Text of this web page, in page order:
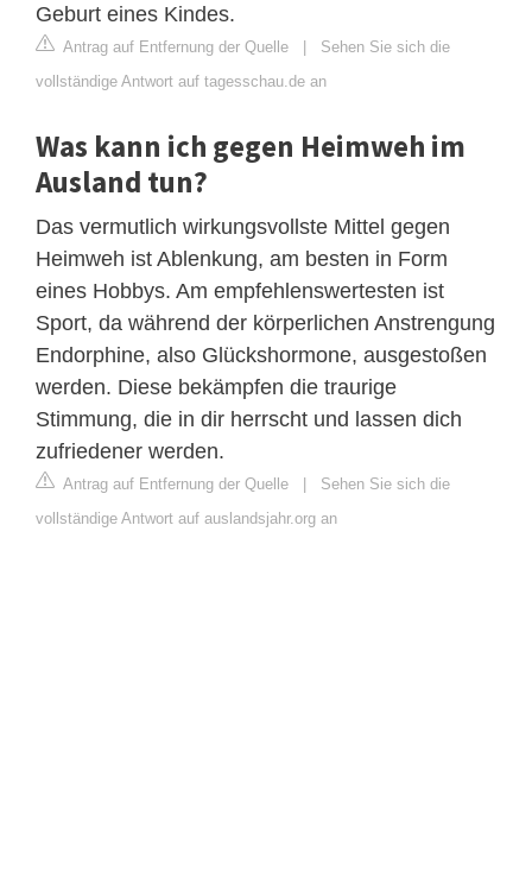
Geburt eines Kindes.
Antrag auf Entfernung der Quelle | Sehen Sie sich die
vollständige Antwort auf tagesschau.de an
Was kann ich gegen Heimweh im
Ausland tun?
Das vermutlich wirkungsvollste Mittel gegen
Heimweh ist Ablenkung, am besten in Form
eines Hobbys. Am empfehlenswertesten ist
Sport, da während der körperlichen Anstrengung
Endorphine, also Glückshormone, ausgestoßen
werden. Diese bekämpfen die traurige
Stimmung, die in dir herrscht und lassen dich
zufriedener werden.
Antrag auf Entfernung der Quelle | Sehen Sie sich die
vollständige Antwort auf auslandsjahr.org an